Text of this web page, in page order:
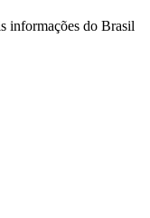
informações do Brasil